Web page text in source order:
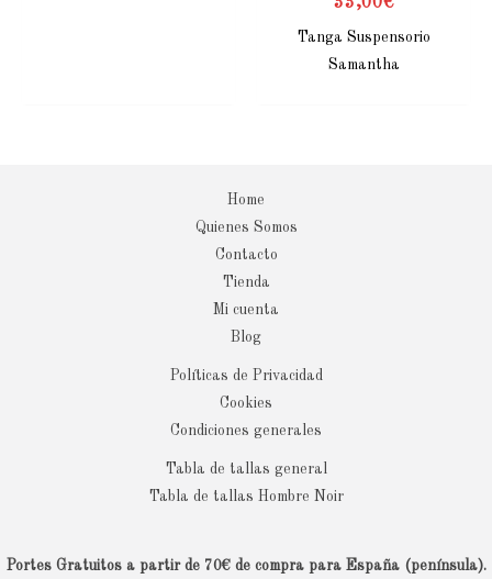
Tanga Suspensorio
Samantha
Home
Quienes Somos
Contacto
Tienda
Mi cuenta
Blog
Políticas de Privacidad
Cookies
Condiciones generales
Tabla de tallas general
Tabla de tallas Hombre Noir
Portes Gratuitos a partir de 70€ de compra para España (península).